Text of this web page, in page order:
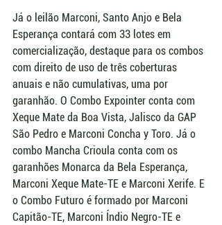
Já o leilão Marconi, Santo Anjo e Bela
Esperança contará com 33 lotes em
comercialização, destaque para os combos
com direito de uso de três coberturas
anuais e não cumulativas, uma por
garanhão. O Combo Expointer conta com
Xeque Mate da Boa Vista, Jalisco da GAP
São Pedro e Marconi Concha y Toro. Já o
combo Mancha Crioula conta com os
garanhões Monarca da Bela Esperança,
Marconi Xeque Mate-TE e Marconi Xerife. E
o Combo Futuro é formado por Marconi
Capitão-TE, Marconi Índio Negro-TE e